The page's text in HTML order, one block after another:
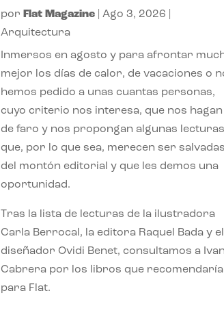
por Flat Magazine| Ago 3, 2026
Arquitectura
Inmersos en agosto y para afrontar
mejor los días de calor, de vacaciones o
hemos pedido a unas cuantas personas,
cuyo criterio nos interesa, que nos hagan
de faro y nos propongan algunas lecturas
que, por lo que sea, merecen ser
del montón editorial y que les demos una
oportunidad.
Tras la lista de lecturas de la ilustradora
Carla Berrocal, la editora Raquel Bada y el
diseñador Ovidi Benet, consultamos a
Cabrera por los libros que recomendaría
para Flat.